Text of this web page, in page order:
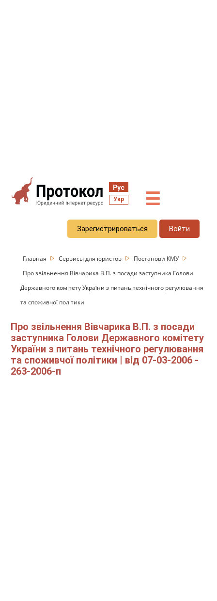
Рус
Укр ☰
Зарегистрироваться Войти
Главная Сервисы для юристов
Постанови КМУ
Про звільнення Вівчарика В.П. з посади заступника Голови
Державного комітету України з питань технічного регулювання
та споживчої політики
Про звільнення Вівчарика В.П. з посади
заступника Голови Державного комітету
України з питань технічного регулювання
та споживчої політики | від 07-03-2006 -
263-2006-п